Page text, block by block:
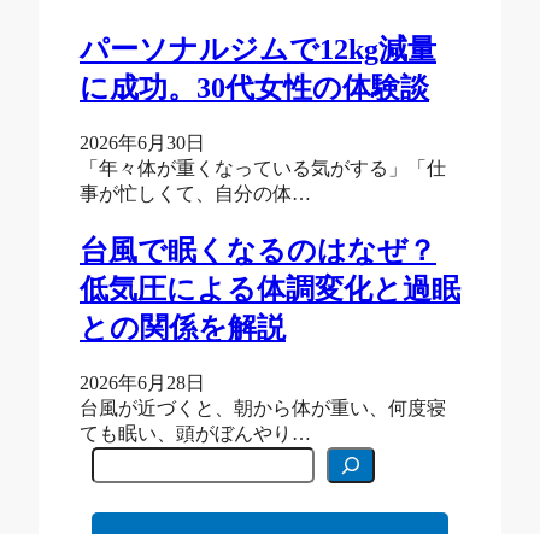
パーソナルジムで12kg減量
に成功。30代女性の体験談
2026年6月30日
「年々体が重くなっている気がする」「仕
事が忙しくて、自分の体…
台風で眠くなるのはなぜ？
低気圧による体調変化と過眠
との関係を解説
2026年6月28日
台風が近づくと、朝から体が重い、何度寝
ても眠い、頭がぼんやり…
C
e
c